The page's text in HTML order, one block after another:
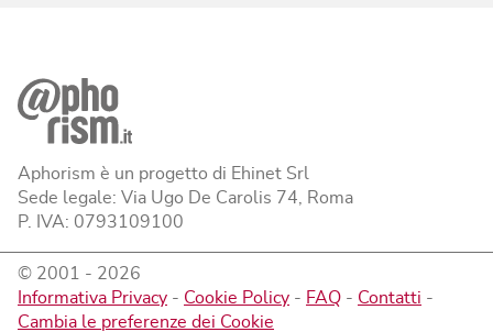
Aphorism è un progetto di Ehinet Srl
Sede legale: Via Ugo De Carolis 74, Roma
P. IVA: 0793109100
© 2001 - 2026
Informativa Privacy - Cookie Policy - FAQ - Contatti -
Cambia le preferenze dei Cookie